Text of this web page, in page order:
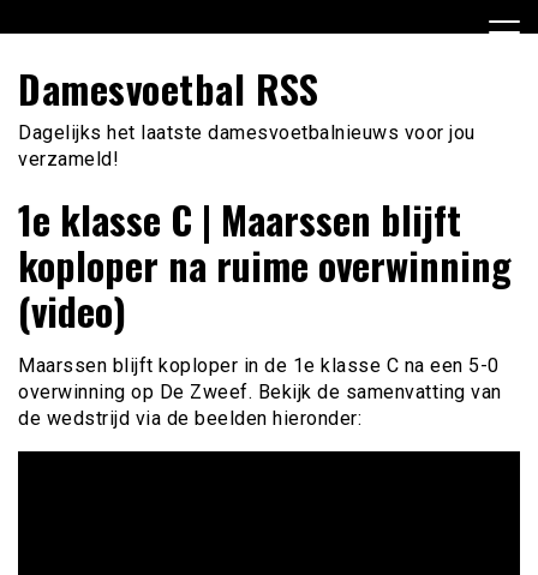
naar
inhoud
Damesvoetbal RSS
Dagelijks het laatste damesvoetbalnieuws voor jou
verzameld!
1e klasse C | Maarssen blijft
koploper na ruime overwinning
(video)
Maarssen blijft koploper in de 1e klasse C na een 5-0
overwinning op De Zweef. Bekijk de samenvatting van
de wedstrijd via de beelden hieronder: